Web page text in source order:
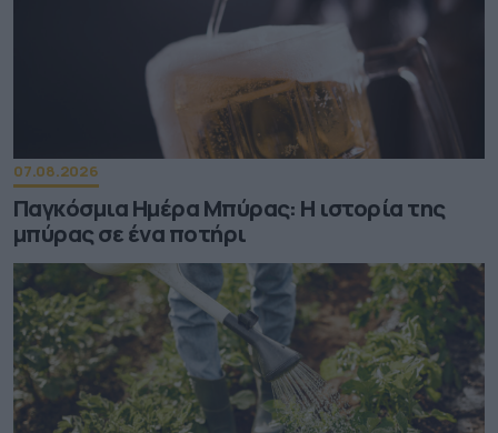
07.08.2026
Παγκόσμια Ημέρα Μπύρας: Η ιστορία της
μπύρας σε ένα ποτήρι